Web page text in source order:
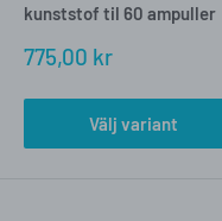
kunststof til 60 ampuller
Försäljningspris
775,00 kr
Välj variant